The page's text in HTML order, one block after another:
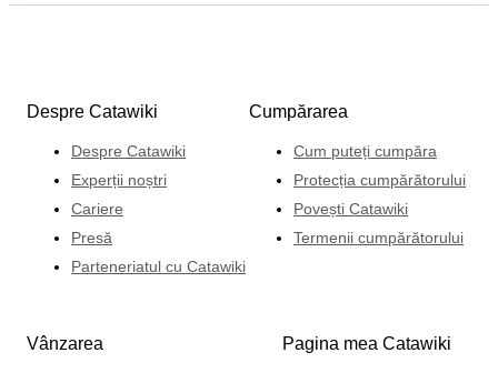
Despre Catawiki
Despre Catawiki
Experții noștri
Cariere
Presă
Parteneriatul cu Catawiki
Cumpărarea
Cum puteți cumpăra
Protecția cumpărătorului
Povești Catawiki
Termenii cumpărătorului
Vânzarea Pagina mea Catawiki